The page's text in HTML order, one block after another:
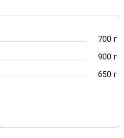
700 г
900 г
650 г